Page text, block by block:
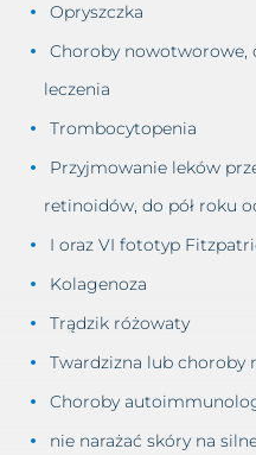
Opryszczka
Choroby nowotworowe,
leczenia
Trombocytopenia
Przyjmowanie leków
retinoidów, do pół roku
I oraz VI fototyp
Kolagenoza
Trądzik różowaty
Twardzizna lub choroby
Choroby
nie narażać skóry na